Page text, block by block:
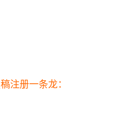
注册一条龙：